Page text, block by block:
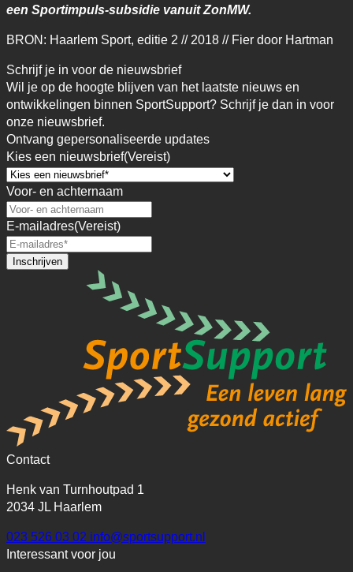
een Sportimpuls-subsidie vanuit ZonMW.
BRON: Haarlem Sport, editie 2 // 2018 // Fier door Hartman
Schrijf je in voor de nieuwsbrief
Wil je op de hoogte blijven van het laatste nieuws en
ontwikkelingen binnen SportSupport? Schrijf je dan in voor
onze nieuwsbrief.
Ontvang gepersonaliseerde updates
Kies een nieuwsbrief(Vereist)
Voor- en achternaam
E-mailadres(Vereist)
Contact
Henk van Turnhoutpad 1
2034 JL Haarlem
023 526 03 02 info@sportsupport.nl
Interessant voor jou